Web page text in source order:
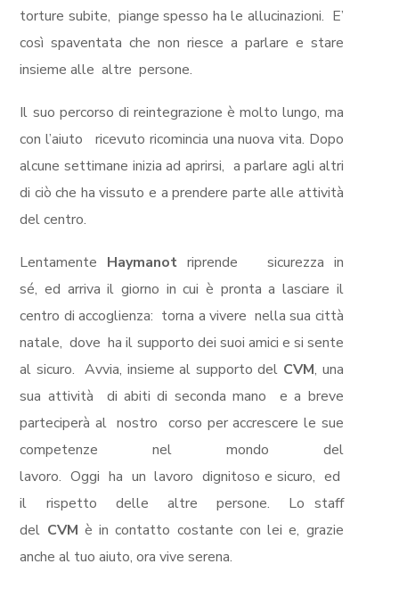
torture subite, piange spesso ha le allucinazioni. E’
così spaventata che non riesce a parlare e stare
insieme allealtre persone.
Il suo percorso di reintegrazione è molto lungo, ma
con l’aiuto ricevuto ricomincia una nuova vita. Dopo
alcune settimane inizia ad aprirsi, a parlare agli altri
di ciò che ha vissuto e a prendere parte alle attività
del centro.
Lentamente Haymanot riprende sicurezza in
sé, ed arriva il giorno in cui è pronta a lasciare il
centro di accoglienza: torna a vivere nella sua città
natale, dove ha il supporto dei suoi amici e si sente
al sicuro.Avvia, insieme al supporto del CVM, una
sua attività di abiti di seconda mano e a breve
parteciperà al nostro corso per accrescere le sue
competenze nel mondo del
lavoro.Oggi ha unlavoro dignitoso e sicuro, ed
il rispetto delle altre persone. Lo staff
del CVM è in contatto costante con lei e, grazie
anche al tuo aiuto, ora vive serena.